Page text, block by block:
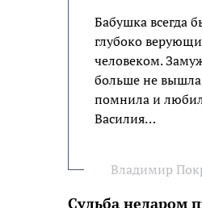
Бабушка всегда
глубоко
человеком.
больше не
помнила и
Василия…
Владимир
Судьба недаром